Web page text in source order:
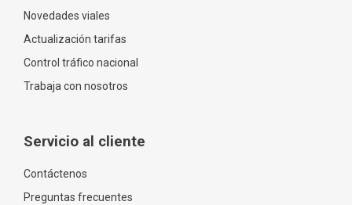
Novedades viales
Actualización tarifas
Control tráfico nacional
Trabaja con nosotros
Servicio al cliente
Contáctenos
Preguntas frecuentes